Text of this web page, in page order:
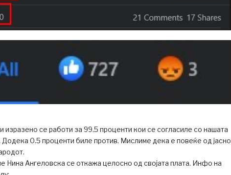
изразено се работи за 99.5 проценти кои се согласиле со нашата
Додека 0.5 проценти биле против. Мислиме дека е повеќе од јасно
Нина Ангеловска се откажа целосно од својата плата. Инфо на